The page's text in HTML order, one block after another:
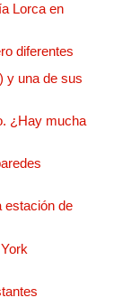
Lorca en
diferentes
y una de sus
¿Hay mucha
estación de